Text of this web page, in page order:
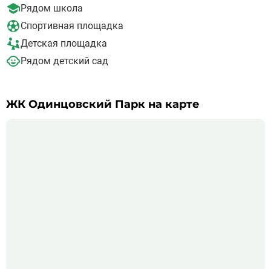
Рядом школа
Спортивная площадка
Детская площадка
Рядом детский сад
ЖК Одинцовский Парк на карте